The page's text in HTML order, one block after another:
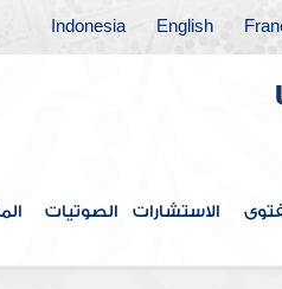
English
Indonesia
الاستشارات الصوتيات